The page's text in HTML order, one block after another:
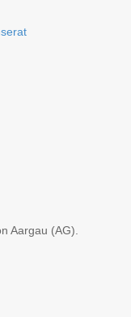
Aargau (AG).